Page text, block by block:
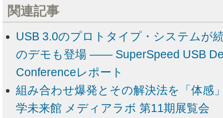
関連記事
USB 3.0のプロトタイプ・システムが
のデモも登場 ―― SuperSpeed USB
Conferenceレポート
組み合わせ爆発とその解決法を「体
学未来館 メディアラボ 第11期展覧会